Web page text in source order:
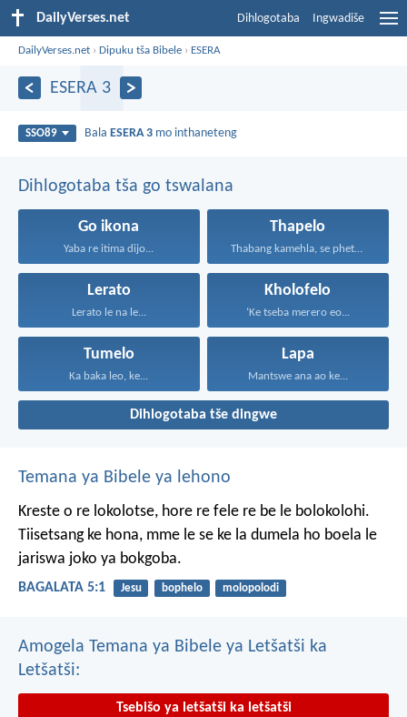
DailyVerses.net Dihlogotaba Ingwadiše
DailyVerses.net ›Dipuku tša Bibele › ESERA
ESERA 3
SSO89 Bala ESERA 3 mo inthaneteng
Dihlogotaba tša go tswalana
Go ikona
Yaba re itima dijo...
Thapelo
Thabang kamehla, se phetseng...
Lerato
Lerato le na le...
Kholofelo
‘Ke tseba merero eo...
Tumelo
Ka baka leo, ke...
Lapa
Mantswe ana ao ke...
Dihlogotaba tše dingwe
Temana ya Bibele ya lehono
Kreste o re lokolotse, hore re fele re be le bolokolohi.
Tiisetsang ke hona, mme le se ke la dumela ho boela le
jariswa joko ya bokgoba.
BAGALATA 5:1 Jesu bophelo molopolodi
Amogela Temana ya Bibele ya Letšatši ka
Letšatši:
Tsebišo ya letšatši ka letšatši